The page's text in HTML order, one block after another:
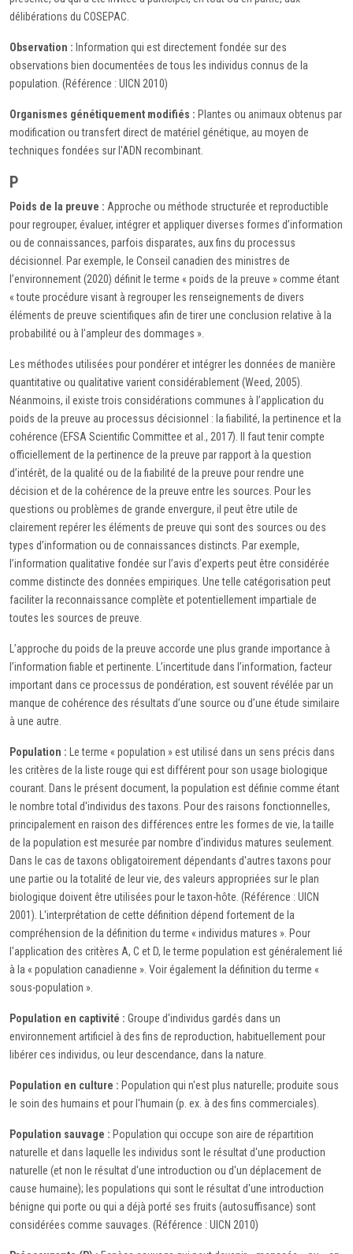
délibérations du COSEPAC.
Observation : Information qui est directement fondée sur des
observations bien documentées de tous les individus connus de la
population. (Référence : UICN 2010)
Organismes génétiquement modifiés : Plantes ou animaux obtenus par
modification ou transfert direct de matériel génétique, au moyen de
techniques fondées sur l'ADN recombinant.
P
Poids de la preuve : Approche ou méthode structurée et reproductible
pour regrouper, évaluer, intégrer et appliquer diverses formes d’information
ou de connaissances, parfois disparates, aux fins du processus
décisionnel. Par exemple, le Conseil canadien des ministres de
l’environnement (2020) définit le terme « poids de la preuve » comme étant
« toute procédure visant à regrouper les renseignements de divers
éléments de preuve scientifiques afin de tirer une conclusion relative à la
probabilité ou à l’ampleur des dommages ».
Les méthodes utilisées pour pondérer et intégrer les données de manière
quantitative ou qualitative varient considérablement (Weed, 2005).
Néanmoins, il existe trois considérations communes à l’application du
poids de la preuve au processus décisionnel : la fiabilité, la pertinence et la
cohérence (EFSA Scientific Committee et al., 2017). Il faut tenir compte
officiellement de la pertinence de la preuve par rapport à la question
d’intérêt, de la qualité ou de la fiabilité de la preuve pour rendre une
décision et de la cohérence de la preuve entre les sources. Pour les
questions ou problèmes de grande envergure, il peut être utile de
clairement repérer les éléments de preuve qui sont des sources ou des
types d’information ou de connaissances distincts. Par exemple,
l’information qualitative fondée sur l’avis d’experts peut être considérée
comme distincte des données empiriques. Une telle catégorisation peut
faciliter la reconnaissance complète et potentiellement impartiale de
toutes les sources de preuve.
L’approche du poids de la preuve accorde une plus grande importance à
l’information fiable et pertinente. L’incertitude dans l’information, facteur
important dans ce processus de pondération, est souvent révélée par un
manque de cohérence des résultats d’une source ou d’une étude similaire
à une autre.
Population : Le terme « population » est utilisé dans un sens précis dans
les critères de la liste rouge qui est différent pour son usage biologique
courant. Dans le présent document, la population est définie comme étant
le nombre total d'individus des taxons. Pour des raisons fonctionnelles,
principalement en raison des différences entre les formes de vie, la taille
de la population est mesurée par nombre d'individus matures seulement.
Dans le cas de taxons obligatoirement dépendants d'autres taxons pour
une partie ou la totalité de leur vie, des valeurs appropriées sur le plan
biologique doivent être utilisées pour le taxon-hôte. (Référence : UICN
2001). L'interprétation de cette définition dépend fortement de la
compréhension de la définition du terme « individus matures ». Pour
l'application des critères A, C et D, le terme population est généralement lié
à la « population canadienne ». Voir également la définition du terme «
sous-population ».
Population en captivité : Groupe d'individus gardés dans un
environnement artificiel à des fins de reproduction, habituellement pour
libérer ces individus, ou leur descendance, dans la nature.
Population en culture : Population qui n'est plus naturelle; produite sous
le soin des humains et pour l'humain (p. ex. à des fins commerciales).
Population sauvage : Population qui occupe son aire de répartition
naturelle et dans laquelle les individus sont le résultat d'une production
naturelle (et non le résultat d'une introduction ou d'un déplacement de
cause humaine); les populations qui sont le résultat d'une introduction
bénigne qui porte ou qui a déjà porté ses fruits (autosuffisance) sont
considérées comme sauvages. (Référence : UICN 2010)